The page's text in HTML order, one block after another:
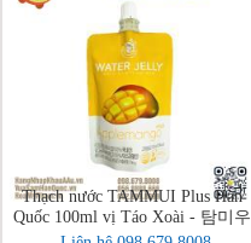
Thạch nước TAMMUI Plus Hàn
Quốc 100ml vị Táo Xoài - 탐미우
플러스 젤리 애플망고